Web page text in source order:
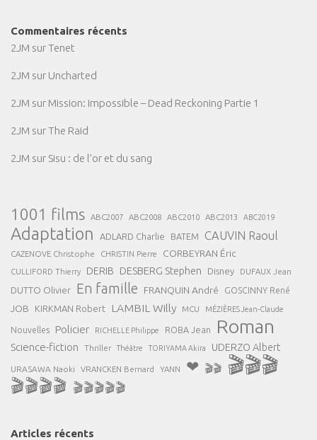
Commentaires récents
2JM surTenet
2JM sur Uncharted
2JM sur Mission: Impossible – Dead Reckoning Partie 1
2JM surThe Raid
2JM sur Sisu : de l’or et du sang
1001 films ABC2007 ABC2008 ABC2010 ABC2013 ABC2019
Adaptation ADLARD Charlie BATEM CAUVIN Raoul
CAZENOVE Christophe CHRISTIN Pierre CORBEYRAN Éric
CULLIFORD Thierry DERIB DESBERG Stephen Disney DUFAUX Jean
DUTTO Olivier En famille FRANQUIN André GOSCINNY René
JOB KIRKMAN Robert LAMBIL Willy MCU MÉZIÈRES Jean-Claude
Nouvelles Policier RICHELLE Philippe ROBA Jean Roman
Science-fiction Thriller Théâtre TORIYAMA Akira UDERZO Albert
URASAWA Naoki VRANCKEN Bernard YANN ❤ 🎬🎬 🎬🎬🎬
🎬🎬🎬🎬 🎬🎬🎬🎬🎬
Articles récents